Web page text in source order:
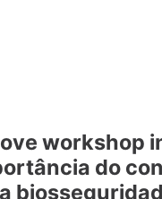
workshop
do